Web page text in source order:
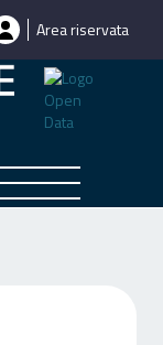
Area riservata